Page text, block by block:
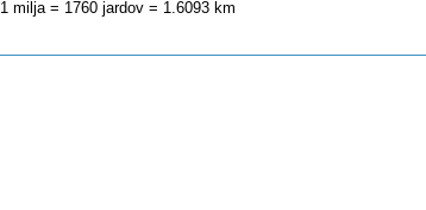
1 milja = 1760 jardov = 1.6093 km